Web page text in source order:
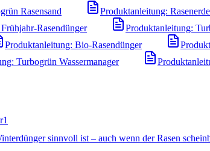
Rasensand
Produktanleitung: Rasenerde
Rasendünger
Produktanleitung:
Produktanleitung: Bio-Rasendünger
Turbogrün Wassermanager
1
sinnvoll ist – auch wenn der Rasen